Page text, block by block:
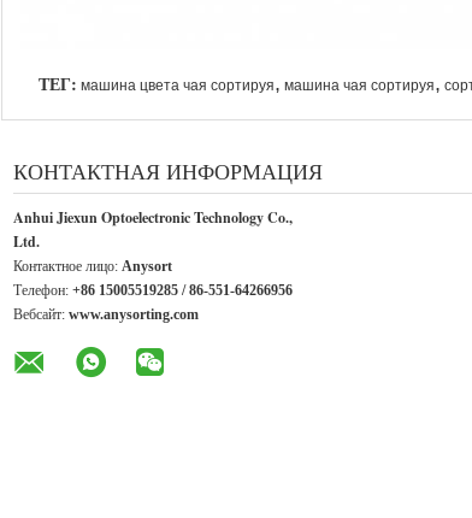
ТЕГ: машина цвета чая сортируя, машина чая сортируя,
КОНТАКТНАЯ ИНФОРМАЦИЯ
Anhui Jiexun Optoelectronic Technology Co.,
Ltd.
Контактное лицо: Anysort
Телефон: +86 15005519285 / 86-551-64266956
Вебсайт: www.anysorting.com